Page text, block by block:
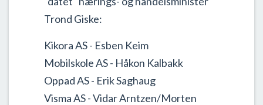
Trond Giske:
Kikora AS - Esben Keim
Mobilskole AS - Håkon Kalbakk
Oppad AS - Erik Saghaug
Visma AS - Vidar Arntzen/Morten